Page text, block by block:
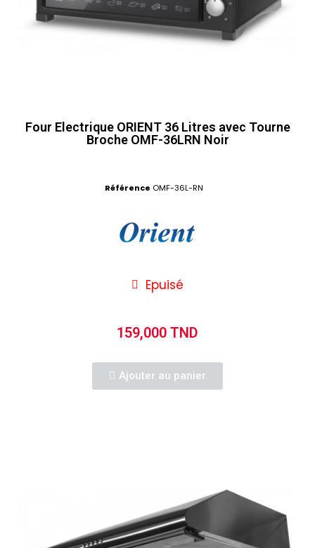
Four Electrique ORIENT 36 Litres avec Tourne
Broche OMF-36LRN Noir
Référence OMF-36L-RN
Epuisé
159,000 TND
Ajouter au panier